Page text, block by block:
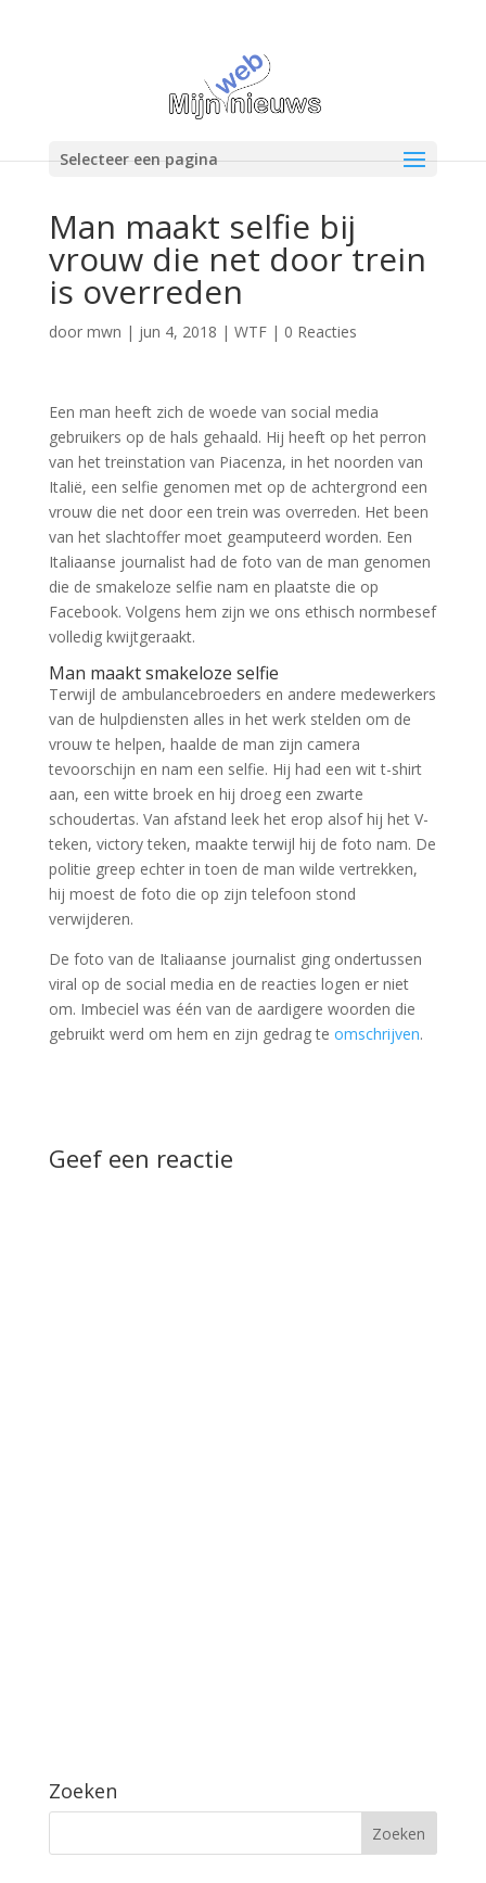
Selecteer een pagina
Man maakt selfie bij
vrouw die net door trein
is overreden
door mwn | jun 4, 2018 | WTF| 0 Reacties
Een man heeft zich de woede van social media
gebruikers op de hals gehaald. Hij heeft op het perron
van het treinstation van Piacenza, in het noorden van
Italië, een selfie genomen met op de achtergrond een
vrouw die net door een trein was overreden. Het been
van het slachtoffer moet geamputeerd worden. Een
Italiaanse journalist had de foto van de man genomen
die de smakeloze selfie nam en plaatste die op
Facebook. Volgens hem zijn we ons ethisch normbesef
volledig kwijtgeraakt.
Man maakt smakeloze selfie
Terwijl de ambulancebroeders en andere medewerkers
van de hulpdiensten alles in het werk stelden om de
vrouw te helpen, haalde de man zijn camera
tevoorschijn en nam een selfie. Hij had een wit t-shirt
aan, een witte broek en hij droeg een zwarte
schoudertas. Van afstand leek het erop alsof hij het V-
teken, victory teken, maakte terwijl hij de foto nam. De
politie greep echter in toen de man wilde vertrekken,
hij moest de foto die op zijn telefoon stond
verwijderen.
De foto van de Italiaanse journalist ging ondertussen
viral op de social media en de reacties logen er niet
om. Imbeciel was één van de aardigere woorden die
gebruikt werd om hem en zijn gedrag te omschrijven.
Geef een reactie
Zoeken